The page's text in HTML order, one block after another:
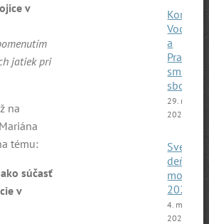
v
jatiek pri
na
tému:
súčasť
v
Koncert
Vocals
a
Pražský
smíšený
sbor
29. marca
2025
Svetový
deň
2025
4. marca
2025